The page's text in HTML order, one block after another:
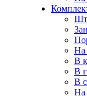
На
В
В
В
На